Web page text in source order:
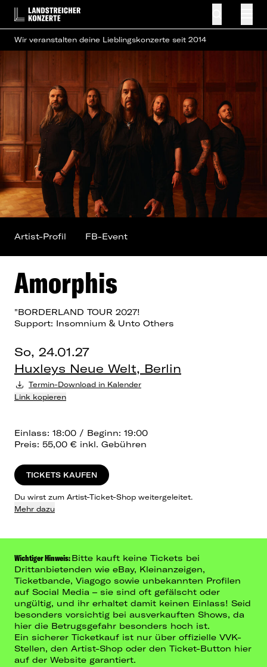
Wir veranstalten deine Lieblingskonzerte seit 2014
Amorphis
"BORDERLAND TOUR 2027!
Support: Insomnium & Unto Others
So, 24.01.27
Huxleys Neue Welt, Berlin
Termin-Download in Kalender
Link kopieren
Einlass: 18:00 / Beginn: 19:00
Preis: 55,00 € inkl. Gebühren
TICKETS KAUFEN
Du wirst zum Artist-Ticket-Shop weitergeleitet.
Mehr dazu
Artist-Profil FB-Event
Wichtiger Hinweis:Bitte kauft keine Tickets bei
Drittanbietenden wie eBay, Kleinanzeigen,
Ticketbande, Viagogo sowie unbekannten Profilen
auf Social Media – sie sind oft gefälscht oder
ungültig, und ihr erhaltet damit keinen Einlass! Seid
besonders vorsichtig bei ausverkauften Shows, da
hier die Betrugsgefahr besonders hoch ist.
Ein sicherer Ticketkauf ist nur über offizielle VVK-
Stellen, den Artist-Shop oder den Ticket-Button hier
auf der Website garantiert.